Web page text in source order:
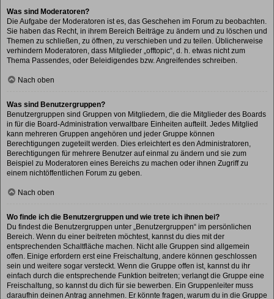
Was sind Moderatoren?
Die Aufgabe der Moderatoren ist es, das Geschehen im Forum zu beobachten.
Sie haben das Recht, in ihrem Bereich Beiträge zu ändern und zu löschen und
Themen zu schließen, zu öffnen, zu verschieben und zu teilen. Üblicherweise
verhindern Moderatoren, dass Mitglieder „offtopic“, d. h. etwas nicht zum
Thema Passendes, oder Beleidigendes bzw. Angreifendes schreiben.
Nach oben
Was sind Benutzergruppen?
Benutzergruppen sind Gruppen von Mitgliedern, die die Mitglieder des Boards
in für die Board-Administration verwaltbare Einheiten aufteilt. Jedes Mitglied
kann mehreren Gruppen angehören und jeder Gruppe können
Berechtigungen zugeteilt werden. Dies erleichtert es den Administratoren,
Berechtigungen für mehrere Benutzer auf einmal zu ändern und sie zum
Beispiel zu Moderatoren eines Bereichs zu machen oder ihnen Zugriff zu
einem nichtöffentlichen Forum zu geben.
Nach oben
Wo finde ich die Benutzergruppen und wie trete ich ihnen bei?
Du findest die Benutzergruppen unter „Benutzergruppen“ im persönlichen
Bereich. Wenn du einer beitreten möchtest, kannst du dies mit der
entsprechenden Schaltfläche machen. Nicht alle Gruppen sind allgemein
offen. Einige erfordern erst eine Freischaltung, andere können geschlossen
sein und weitere sogar versteckt. Wenn die Gruppe offen ist, kannst du ihr
einfach durch die entsprechende Funktion beitreten; verlangt die Gruppe eine
Freischaltung, so kannst du dich für sie bewerben. Ein Gruppenleiter muss
daraufhin deinen Antrag annehmen. Er könnte fragen, warum du in die Gruppe